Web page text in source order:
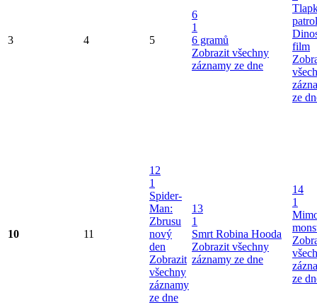
3 4 5
6
1
6 gramů
Zobrazit všechny
záznamy ze dne
film
ze
10 11
12
1
Spider-
Man:
Zbrusu
nový
den
Zobrazit
všechny
záznamy
ze dne
13
1
Smrt Robina Hooda
Zobrazit všechny
záznamy ze dne
14
1
ze